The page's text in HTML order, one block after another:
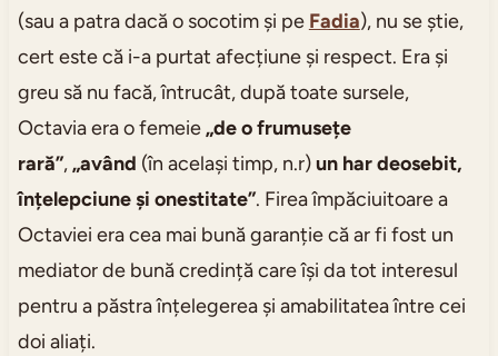
(sau a patra dacă o socotim și pe Fadia), nu se știe,
cert este că i-a purtat afecțiune și respect. Era și
greu să nu facă, întrucât, după toate sursele,
Octavia era o femeie„de o frumusețe
rară”,„având (în același timp, n.r)un har deosebit,
înțelepciune și onestitate”. Firea împăciuitoare a
Octaviei era cea mai bună garanție că ar fi fost un
mediator de bună credință care își da tot interesul
pentru a păstra înțelegerea și amabilitatea între cei
doi aliați.